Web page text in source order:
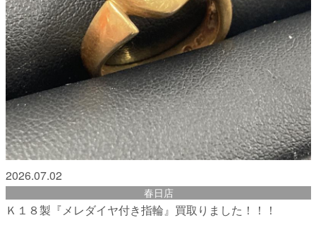
2026.07.02
春日店
Ｋ１８製『メレダイヤ付き指輪』買取りました！！！